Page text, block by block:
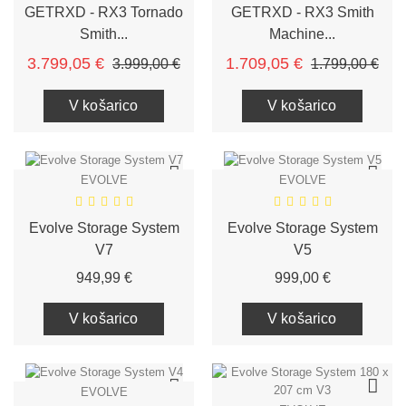
GETRXD - RX3 Tornado
Smith...
3.799,05 € Redna cena
3.999,00 €Cena
V košarico
GETRXD - RX3 Smith
Machine...
1.709,05 € Redna cena
1.799,00 €
V košarico
EVOLVE
Evolve Storage System
V7
949,99 €Cena
V košarico
EVOLVE
Evolve Storage System
V5
999,00 €Cena
V košarico
EVOLVE